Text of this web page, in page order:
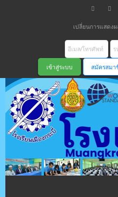
เปลี่ยนการแสดง
สมัครสมา
โรงเรี
กระ